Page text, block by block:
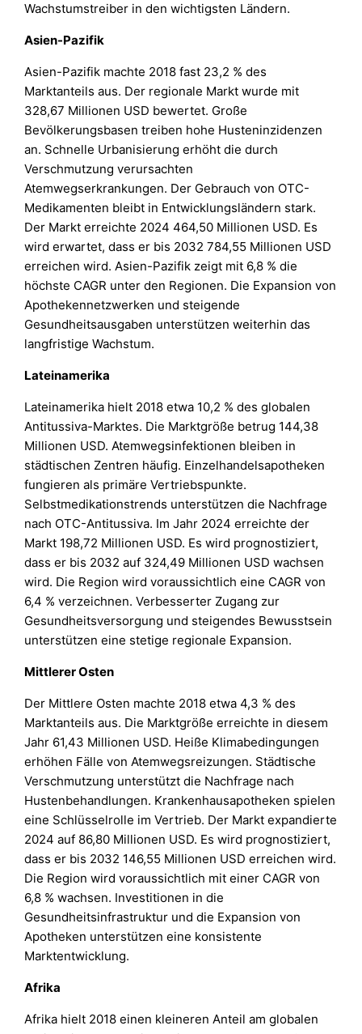
Wachstumstreiber in den wichtigsten Ländern.
Asien-Pazifik
Asien-Pazifik machte 2018 fast 23,2 % des
Marktanteils aus. Der regionale Markt wurde mit
328,67 Millionen USD bewertet. Große
Bevölkerungsbasen treiben hohe Husteninzidenzen
an. Schnelle Urbanisierung erhöht die durch
Verschmutzung verursachten
Atemwegserkrankungen. Der Gebrauch von OTC-
Medikamenten bleibt in Entwicklungsländern stark.
Der Markt erreichte 2024 464,50 Millionen USD. Es
wird erwartet, dass er bis 2032 784,55 Millionen USD
erreichen wird. Asien-Pazifik zeigt mit 6,8 % die
höchste CAGR unter den Regionen. Die Expansion von
Apothekennetzwerken und steigende
Gesundheitsausgaben unterstützen weiterhin das
langfristige Wachstum.
Lateinamerika
Lateinamerika hielt 2018 etwa 10,2 % des globalen
Antitussiva-Marktes. Die Marktgröße betrug 144,38
Millionen USD. Atemwegsinfektionen bleiben in
städtischen Zentren häufig. Einzelhandelsapotheken
fungieren als primäre Vertriebspunkte.
Selbstmedikationstrends unterstützen die Nachfrage
nach OTC-Antitussiva. Im Jahr 2024 erreichte der
Markt 198,72 Millionen USD. Es wird prognostiziert,
dass er bis 2032 auf 324,49 Millionen USD wachsen
wird. Die Region wird voraussichtlich eine CAGR von
6,4 % verzeichnen. Verbesserter Zugang zur
Gesundheitsversorgung und steigendes Bewusstsein
unterstützen eine stetige regionale Expansion.
Mittlerer Osten
Der Mittlere Osten machte 2018 etwa 4,3 % des
Marktanteils aus. Die Marktgröße erreichte in diesem
Jahr 61,43 Millionen USD. Heiße Klimabedingungen
erhöhen Fälle von Atemwegsreizungen. Städtische
Verschmutzung unterstützt die Nachfrage nach
Hustenbehandlungen. Krankenhausapotheken spielen
eine Schlüsselrolle im Vertrieb. Der Markt expandierte
2024 auf 86,80 Millionen USD. Es wird prognostiziert,
dass er bis 2032 146,55 Millionen USD erreichen wird.
Die Region wird voraussichtlich mit einer CAGR von
6,8 % wachsen. Investitionen in die
Gesundheitsinfrastruktur und die Expansion von
Apotheken unterstützen eine konsistente
Marktentwicklung.
Afrika
Afrika hielt 2018 einen kleineren Anteil am globalen